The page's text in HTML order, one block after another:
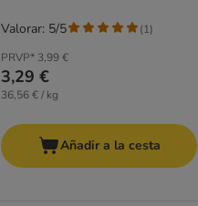
PRVP* 3,99 €
3,29 €
36,56 € / kg
Valorar: 5/5 (1)
Añadir a la cesta